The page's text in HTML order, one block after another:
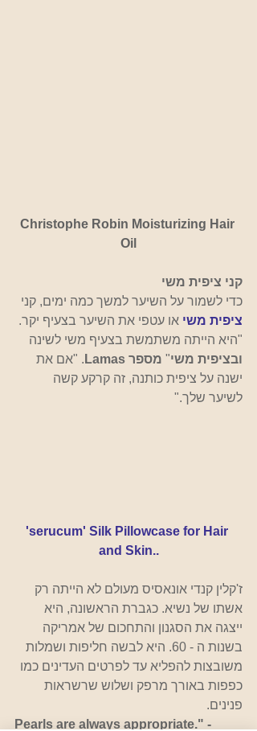
Christophe Robin Moisturizing Hair
Oil
קני ציפית משי
כדי לשמור על השיער למשך כמה ימים, קני
ציפית משי או עטפי את השיער בצעיף יקר.
"היא הייתה משתמשת בצעיף משי לשינה
ובציפית משי" מספר Lamas
. "אם את
ישנה על ציפית כותנה, זה קרקע קשה
לשיער שלך."
'serucum' Silk Pillowcase for Hair
and Skin..
ז'קלין קנדי ​​אונאסיס מעולם לא הייתה רק
אשתו של נשיא. כגברת הראשונה, היא
ייצגה את הסגנון והתחכום של אמריקה
בשנות ה - 60. היא לבשה חליפות ושמלות
משובצות להפליא עד לפרטים העדינים כמו
כפפות באורך מרפק ושלוש שרשראות
פנינים.
Pearls are always appropriate." -